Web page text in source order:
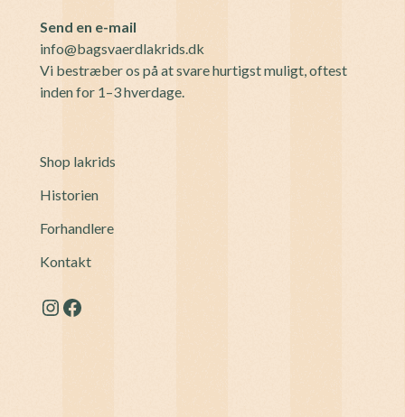
Send en e-mail
info@bagsvaerdlakrids.dk
Vi bestræber os på at svare hurtigst muligt, oftest
inden for 1–3 hverdage.
Shop lakrids
Historien
Forhandlere
Kontakt
Instagram
Facebook